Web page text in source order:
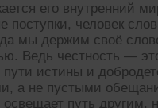
его внутренний
человек
мы держим своё
Ведь честность —
истины и
а не пустыми
путь другим,